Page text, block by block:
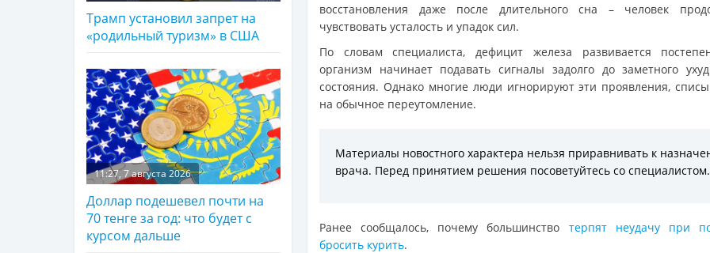
восстановления даже после длительного сна – человек
чувствовать усталость и упадок сил.
По словам специалиста, дефицит железа развивается
организм начинает подавать сигналы задолго до заметного
состояния. Однако многие люди игнорируют эти проявления,
на обычное переутомление.
Материалы новостного характера нельзя приравнивать к
врача. Перед принятием решения посоветуйтесь со специалистом.
Ранее сообщалось, почему большинство терпят неудачу при
бросить курить.
Трамп установил запрет на
«родильный туризм» в США
11:27, 7 августа 2026
Доллар подешевел почти на
70 тенге за год: что будет с
курсом дальше